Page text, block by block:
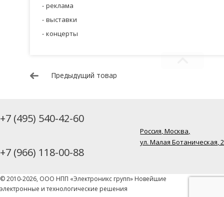
реклама
выставки
концерты
Предыдущий товар
+7 (495) 540-42-60
+7 (966) 118-00-88
Россия, Москва,
ул. Малая Ботаническая,
© 2010-2026, ООО НПП «Электроникс групп» Новейшие
электронные и технологические решения